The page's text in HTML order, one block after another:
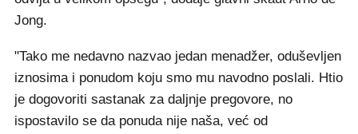
Jong.
"Tako me nedavno nazvao jedan menadžer, oduševljen
iznosima i ponudom koju smo mu navodno poslali. Htio
je dogovoriti sastanak za daljnje pregovore, no
ispostavilo se da ponuda nije naša, već od